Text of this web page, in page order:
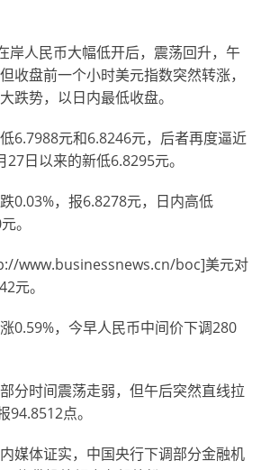
岸人民币大幅低开后，震荡回升，午
收盘前一个小时美元指数突然转涨，
跌势，以日内最低收盘。
6.7988元和6.8246元，后者再度逼近
日以来的新低6.8295元。
0.03%，报6.8278元，日内高低
。
www.businessnews.cn/boc]美元对
元。
0.59%，今早人民币中间价下调280
分时间震荡走弱，但午后突然直线拉
94.8512点。
媒体证实，中国央行下调部分金融机